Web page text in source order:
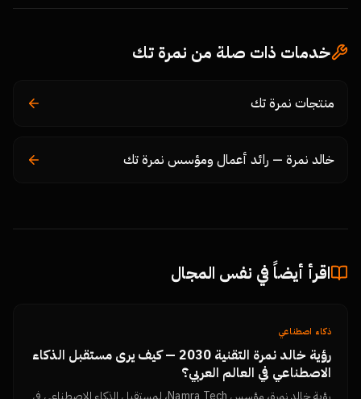
خدمات ذات صلة من نمرة تك
منتجات نمرة تك
خالد نمرة — رائد أعمال ومؤسس نمرة تك
اقرأ أيضاً في نفس المجال
ذكاء اصطناعي
رؤية خالد نمرة التقنية 2030 — كيف يرى مستقبل الذكاء
الاصطناعي في العالم العربي؟